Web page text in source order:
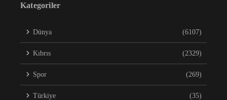
Kategoriler
Dünya (6107)
Kıbrıs (2329)
Spor (269)
Türkiye (35)